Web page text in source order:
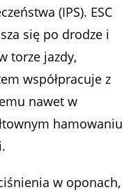
(IPS). ESC
się po drodze i
torze jazdy,
współpracuje z
nawet w
hamowaniu
w oponach,